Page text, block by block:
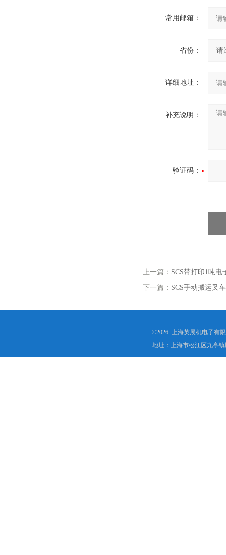
常用邮箱：
省份：
详细地址：
补充说明：
验证码：
上一篇： SCS带打印1吨
下一篇： SCS手动搬运叉
©2026 上海英展机电子有
地址：上海市松江区九亭镇